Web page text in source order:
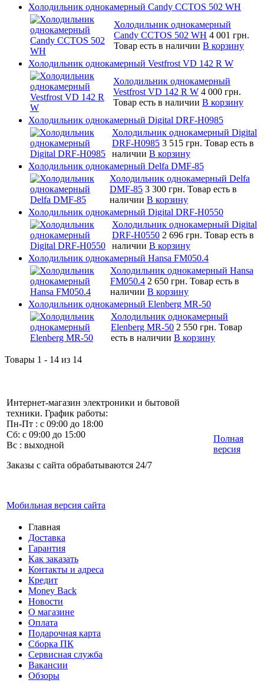
Холодильник однокамерный Candy CCTOS 502 WH
Холодильник однокамерный
Candy CCTOS 502 WH 4 001 грн.
Товар есть в наличии В корзину
Холодильник однокамерный Vestfrost VD 142 R W
Холодильник однокамерный
Vestfrost VD 142 R W 4 000 грн.
Товар есть в наличии В корзину
Холодильник однокамерный Digital DRF-H0985
Холодильник однокамерный Digital
DRF-H0985 3 515 грн. Товар есть в
наличии В корзину
Холодильник однокамерный Delfa DMF-85
Холодильник однокамерный Delfa
DMF-85 3 300 грн. Товар есть в
наличии В корзину
Холодильник однокамерный Digital DRF-H0550
Холодильник однокамерный Digital
DRF-H0550 2 696 грн. Товар есть в
наличии В корзину
Холодильник однокамерный Hansa FM050.4
Холодильник однокамерный Hansa
FM050.4 2 650 грн. Товар есть в
наличии В корзину
Холодильник однокамерный Elenberg MR-50
Холодильник однокамерный
Elenberg MR-50 2 550 грн. Товар
есть в наличии В корзину
Товары 1 - 14 из 14
Интернет-магазин электроники и бытовой
техники. График работы:
Пн-Пт : с 09:00 до 18:00
Сб: с 09:00 до 15:00
Вс : выходной
Заказы с сайта обрабатываются 24/7
Мобильная версия сайта
Полная
версия
Главная
Доставка
Гарантия
Как заказать
Контакты и адреса
Кредит
Money Back
Новости
О магазине
Оплата
Подарочная карта
Сборка ПК
Сервисная служба
Вакансии
Обзоры